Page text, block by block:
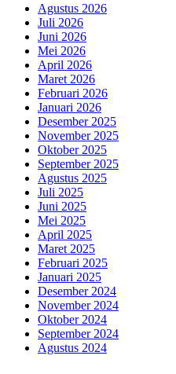
Agustus 2026
Juli 2026
Juni 2026
Mei 2026
April 2026
Maret 2026
Februari 2026
Januari 2026
Desember 2025
November 2025
Oktober 2025
September 2025
Agustus 2025
Juli 2025
Juni 2025
Mei 2025
April 2025
Maret 2025
Februari 2025
Januari 2025
Desember 2024
November 2024
Oktober 2024
September 2024
Agustus 2024